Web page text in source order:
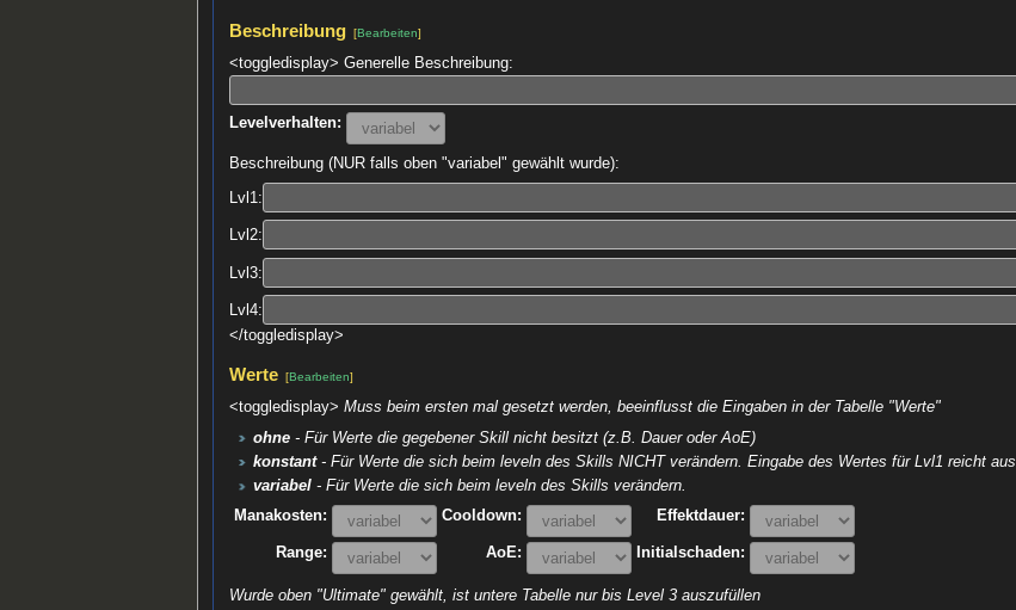
Beschreibung [Bearbeiten]
<toggledisplay> Generelle Beschreibung:
Levelverhalten:
Beschreibung (NUR falls oben "variabel" gewählt wurde):
Lvl1:
Lvl2:
Lvl3:
Lvl4:
</toggledisplay>
Werte [Bearbeiten]
<toggledisplay>Muss beim ersten mal gesetzt werden, beeinflusst die Eingaben in der Tabelle "Werte"
ohne - Für Werte die gegebener Skill nicht besitzt (z.B. Dauer oder AoE)
konstant- Für Werte die sich beim leveln des Skills NICHT verändern. Eingabe des Wertes für Lvl1 reicht aus
variabel - Für Werte die sich beim leveln des Skills verändern.
Manakosten:
Cooldown: Effektdauer:
Range: AoE: Initialschaden:
Wurde oben "Ultimate" gewählt, ist untere Tabelle nur bis Level 3 auszufüllen